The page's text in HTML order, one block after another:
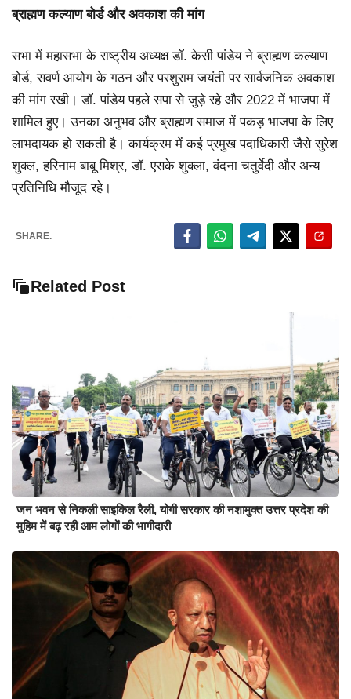
ब्राह्मण कल्याण बोर्ड और अवकाश की मांग
सभा में महासभा के राष्ट्रीय अध्यक्ष डॉ. केसी पांडेय ने ब्राह्मण कल्याण
बोर्ड, सवर्ण आयोग के गठन और परशुराम जयंती पर सार्वजनिक अवकाश
की मांग रखी। डॉ. पांडेय पहले सपा से जुड़े रहे और 2022 में भाजपा में
शामिल हुए। उनका अनुभव और ब्राह्मण समाज में पकड़ भाजपा के लिए
लाभदायक हो सकती है। कार्यक्रम में कई प्रमुख पदाधिकारी जैसे सुरेश
शुक्ल, हरिनाम बाबू मिश्र, डॉ. एसके शुक्ला, वंदना चतुर्वेदी और अन्य
प्रतिनिधि मौजूद रहे।
SHARE.
Related Post
जन भवन से निकली साइकिल रैली, योगी सरकार की नशामुक्त उत्तर प्रदेश की
मुहिम में बढ़ रही आम लोगों की भागीदारी